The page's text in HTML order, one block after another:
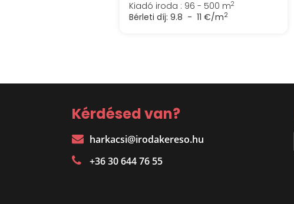
Kiadó iroda : 96 - 500 m2
Bérleti díj: 9.8 - 11 €/m2
Kérdésed van?
harkacsi@irodakereso.hu
+36 30 644 76 55